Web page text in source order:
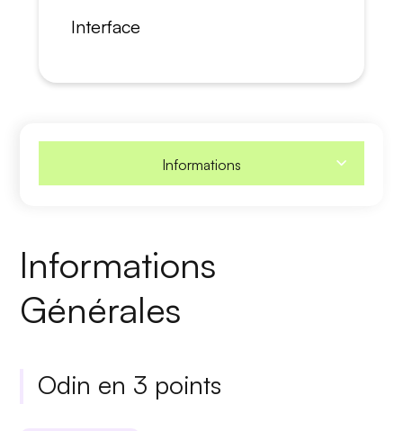
Interface
Informations
Informations
Générales
Odin en 3 points